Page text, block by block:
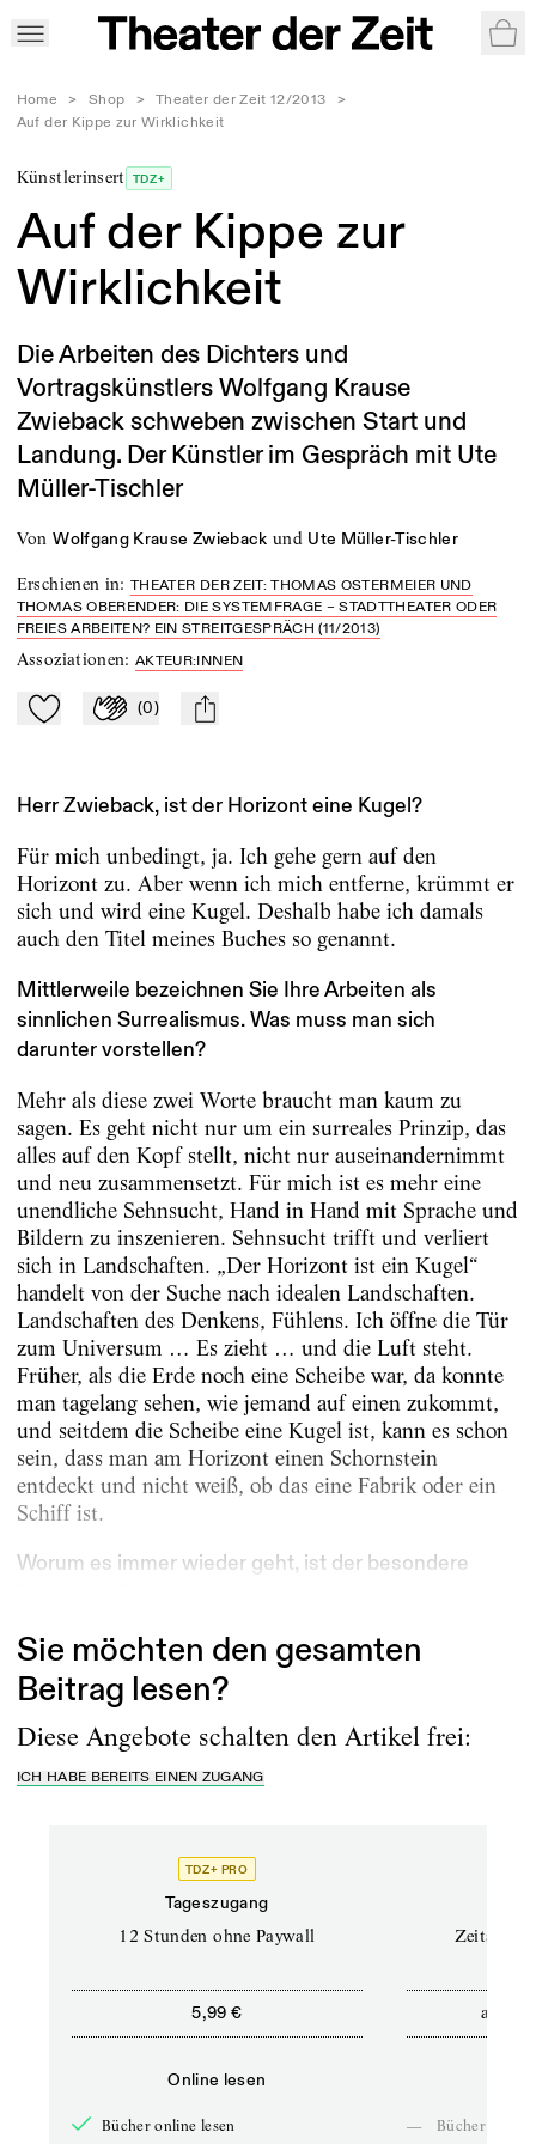
Home > Shop > Theater der Zeit 12/2013
>
Auf der Kippe zur Wirklichkeit
Künstlerinsert TDZ+
Auf der Kippe zur
Wirklichkeit
Die Arbeiten des Dichters und
Vortragskünstlers Wolfgang Krause
Zwieback schweben zwischen Start und
Landung. Der Künstler im Gespräch mit Ute
Müller-Tischler
von Wolfgang Krause Zwieback und Ute Müller-Tischler
Erschienen in:THEATER DER ZEIT: THOMAS OSTERMEIER UND
THOMAS OBERENDER: DIE SYSTEMFRAGE – STADTTHEATER ODER
FREIES ARBEITEN? EIN STREITGESPRÄCH (11/2013)
Assoziationen:AKTEUR:INNEN
Zu Mein-TdZ hinzufügen
Applaudieren
(0) mail
Herr Zwieback, ist der Horizont eine Kugel?
Für mich unbedingt, ja. Ich gehe gern auf den
Horizont zu. Aber wenn ich mich entferne, krümmt er
sich und wird eine Kugel. Deshalb habe ich damals
auch den Titel meines Buches so genannt.
Mittlerweile bezeichnen Sie Ihre Arbeiten als
sinnlichen Surrealismus. Was muss man sich
darunter vorstellen?
Mehr als diese zwei Worte braucht man kaum zu
sagen. Es geht nicht nur um ein surreales Prinzip, das
alles auf den Kopf stellt, nicht nur auseinandernimmt
und neu zusammensetzt. Für mich ist es mehr eine
unendliche Sehnsucht, Hand in Hand mit Sprache und
Bildern zu inszenieren. Sehnsucht trifft und verliert
sich in Landschaften. „Der Horizont ist ein Kugel“
handelt von der Suche nach idealen Landschaften.
Landschaften des Denkens, Fühlens. Ich öffne die Tür
zum Universum … Es zieht … und die Luft steht.
Früher, als die Erde noch eine Scheibe war, da konnte
man tagelang sehen, wie jemand auf einen zukommt,
und seitdem die Scheibe eine Kugel ist, kann es schon
sein, dass man am Horizont einen Schornstein
entdeckt und nicht weiß, ob das eine Fabrik oder ein
Schiff ist.
Worum es immer wieder geht, ist der besondere
Sie möchten den gesamten
Beitrag lesen?
Diese Angebote schalten den Artikel frei:
ICH HABE BEREITS EINEN ZUGANG
TDZ+ PRO
Tageszugang
12 Stunden ohne Paywall
5,99 €
Online lesen
Bücher online lesen
ab
— Bücher online